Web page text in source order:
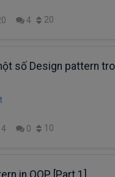
4 20
số Design pattern
0 10